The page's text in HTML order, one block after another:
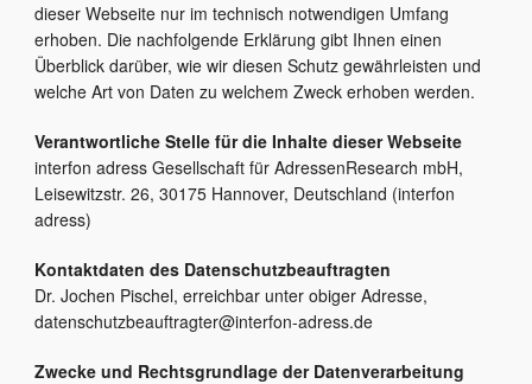
dieser Webseite nur im technisch notwendigen Umfang
erhoben. Die nachfolgende Erklärung gibt Ihnen einen
Überblick darüber, wie wir diesen Schutz gewährleisten und
welche Art von Daten zu welchem Zweck erhoben werden.
Verantwortliche Stelle für die Inhalte dieser Webseite
interfon adress Gesellschaft für AdressenResearch mbH,
Leisewitzstr. 26, 30175 Hannover, Deutschland (interfon
adress)
Kontaktdaten des Datenschutzbeauftragten
Dr. Jochen Pischel, erreichbar unter obiger Adresse,
datenschutzbeauftragter@interfon-adress.de
Zwecke und Rechtsgrundlage der Datenverarbeitung